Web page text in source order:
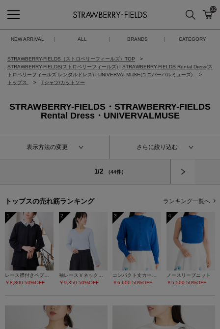
STRAWBERRY-FIELDS
検索 カ
32
NEW ARRIVAL ALL BRANDS CATEGORY
STRAWBERRY-FIELDS（ストロベリーフィールズ）TOP
STRAWBERRY-FIELDS(ストロベリーフィールズ) | STRAWBERRY-FIELDS Rental Dress(ス
トロベリーフィールズ レンタルドレス) | UNIVERVALMUSE(ユニバーバルミューズ)
トップス
Tシャツ/カットソー
STRAWBERRY-FIELDS・STRAWBERRY-FIELDS
Rental Dress・UNIVERVALMUSE
表示方法の変更 さらに絞り込む
1/2 （44件）
トップスの売れ筋ランキング ランキング一覧へ
1
レース襟付きペプラムプルオーバー
￥8,800 50%OFF
2
袖レースＶネックニット
￥9,350 50%OFF
3
コンパクト丈カーディガン
￥6,600 50%OFF
4
ノースリーブニット
￥5,500 50%OFF